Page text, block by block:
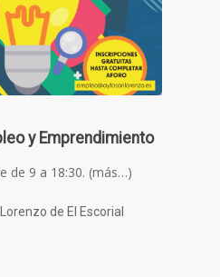
y Emprendimiento
de 9 a 18:30. (más…)
de El Escorial